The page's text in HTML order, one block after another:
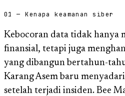
01 — Kenapa keamanan siber
Kebocoran data tidak hanya
finansial, tetapi juga
yang dibangun bertahun-
Karang Asem baru
setelah terjadi insiden. Bee